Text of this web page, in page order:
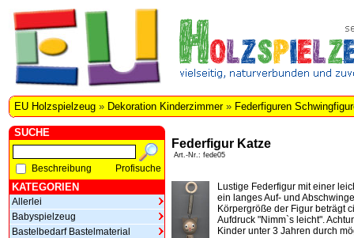
EU Holzspielzeug » Dekoration Kinderzimmer» Federfiguren
SUCHE
Beschreibung Profisuche
KATEGORIEN
Allerlei
Babyspielzeug
Bastelbedarf Bastelmaterial
Federfigur Katze
Art.-Nr.: fede05
Lustige Federfigur mit einer
ein langes Auf- und
Körpergröße der Figur beträgt
Aufdruck "Nimm`s leicht".
Kinder unter 3 Jahren durch